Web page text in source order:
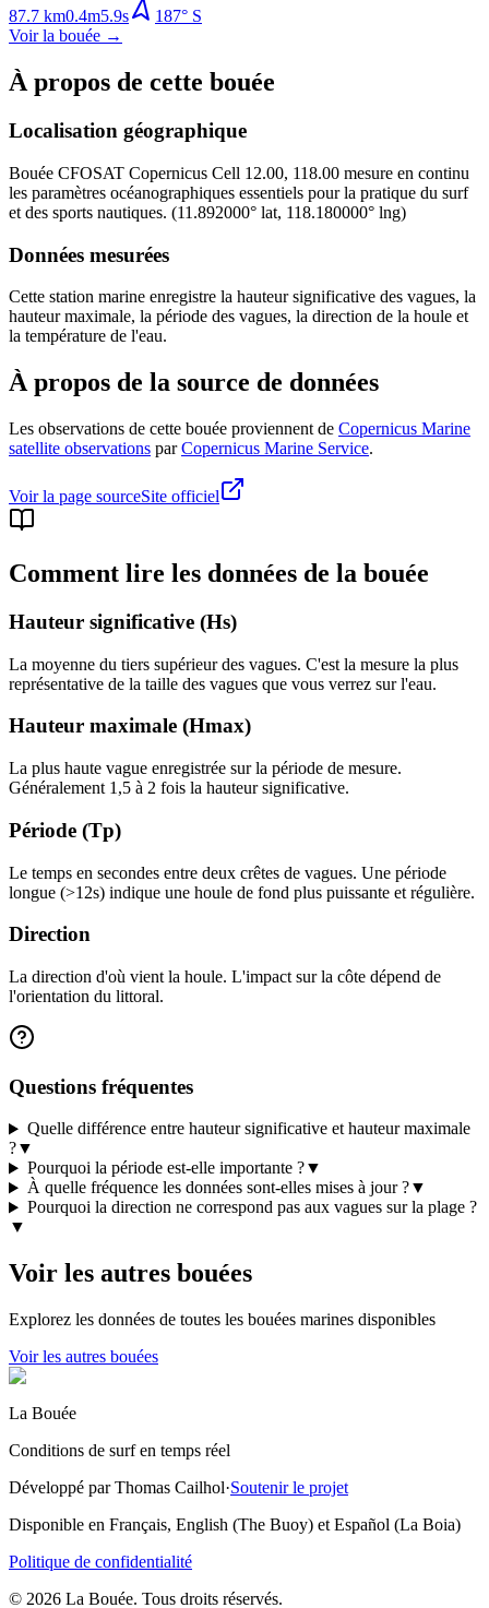
87.7 km0.4m5.9s 187° S
Voir la bouée →
À propos de cette bouée
Localisation géographique
Bouée CFOSAT Copernicus Cell 12.00, 118.00 mesure en continu
les paramètres océanographiques essentiels pour la pratique du surf
et des sports nautiques. (11.892000° lat, 118.180000° lng)
Données mesurées
Cette station marine enregistre la hauteur significative des vagues, la
hauteur maximale, la période des vagues, la direction de la houle et
la température de l'eau.
À propos de la source de données
Les observations de cette bouée proviennent de Copernicus Marine
satellite observations par Copernicus Marine Service.
Voir la page sourceSite officiel
Comment lire les données de la bouée
Hauteur significative (Hs)
La moyenne du tiers supérieur des vagues. C'est la mesure la plus
représentative de la taille des vagues que vous verrez sur l'eau.
Hauteur maximale (Hmax)
La plus haute vague enregistrée sur la période de mesure.
Généralement 1,5 à 2 fois la hauteur significative.
Période (Tp)
Le temps en secondes entre deux crêtes de vagues. Une période
longue (>12s) indique une houle de fond plus puissante et régulière.
Direction
La direction d'où vient la houle. L'impact sur la côte dépend de
l'orientation du littoral.
Questions fréquentes
Quelle différence entre hauteur significative et hauteur maximale
?▼
Pourquoi la période est-elle importante ?▼
À quelle fréquence les données sont-elles mises à jour ?▼
Pourquoi la direction ne correspond pas aux vagues sur la plage ?
▼
Voir les autres bouées
Explorez les données de toutes les bouées marines disponibles
Voir les autres bouées
La Bouée
Conditions de surf en temps réel
Développé par Thomas Cailhol·Soutenir le projet
Disponible en Français, English (The Buoy) et Español (La Boia)
Politique de confidentialité
© 2026 La Bouée. Tous droits réservés.